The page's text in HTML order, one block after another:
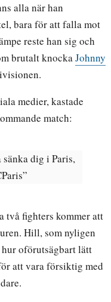
alla när han
bara för att falla mot
reste han sig och
brutalt knockaJohnny
medier, kastade
match:
sänka dig i Paris,
två fighters kommer att
Hill, som nyligen
hur oförutsägbart lätt
att vara försiktig med